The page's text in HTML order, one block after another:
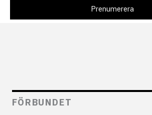
FÖRBUNDET